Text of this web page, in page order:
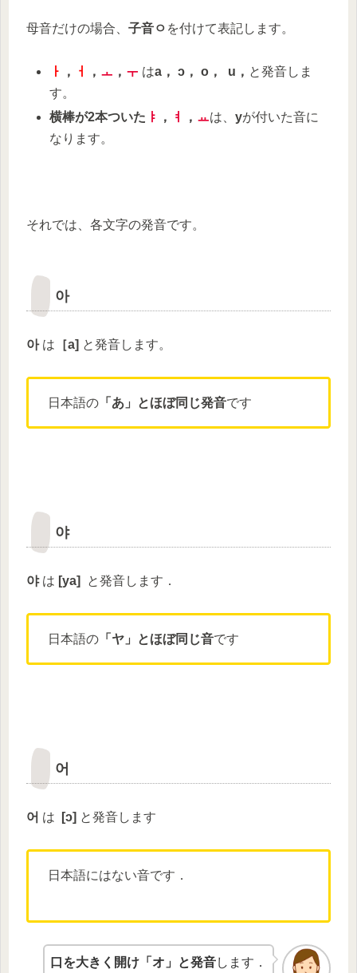
母音だけの場合、 子音ㅇ を付けて表記します。
ㅏ ， ㅓ ， ㅗ ， ㅜ はa， ɔ， o， u， と発音しま
す。
横棒が2本ついた ㅑ ， ㅕ ， ㅛは、yが付いた音に
なります。
それでは、各文字の発音です。
아
아は ［a] と発音します。
日本語の 「あ」とほぼ同じ発音です
야
야は [ya] と発音します．
日本語の 「ヤ」とほぼ同じ音です
어
어 は [ɔ] と発音します
日本語にはない音です．
口を大きく開け「オ」と発音します．